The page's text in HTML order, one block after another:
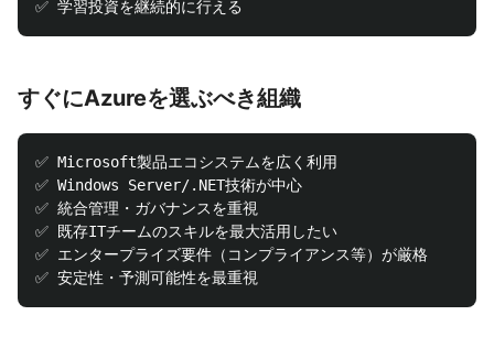
すぐにAzureを選ぶべき組織
✅ Microsoft製品エコシステムを広く利用
✅ Windows Server/.NET技術が中心
✅ 統合管理・ガバナンスを重視
✅ 既存ITチームのスキルを最大活用したい
✅ エンタープライズ要件（コンプライアンス等）が厳格